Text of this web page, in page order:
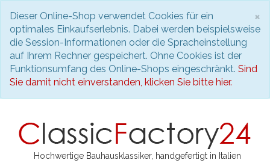
×
Dieser Online-Shop verwendet Cookies für ein
optimales Einkaufserlebnis. Dabei werden beispielsweise
die Session-Informationen oder die Spracheinstellung
auf Ihrem Rechner gespeichert. Ohne Cookies ist der
Funktionsumfang des Online-Shops eingeschränkt. Sind
Sie damit nicht einverstanden, klicken Sie bitte hier.
Hochwertige Bauhausklassiker, handgefertigt in Italien